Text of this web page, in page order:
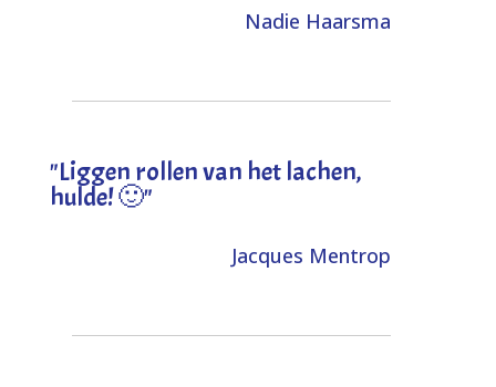
Nadie Haarsma
"Liggen rollen van het lachen,
hulde! 🙂"
Jacques Mentrop